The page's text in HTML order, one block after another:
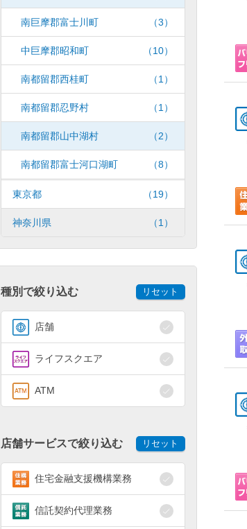
南巨摩郡富士川町 （3）
中巨摩郡昭和町 （10）
南都留郡西桂町 （1）
南都留郡忍野村 （1）
南都留郡山中湖村 （2）
南都留郡富士河口湖町 （8）
東京都 （19）
神奈川県 （1）
種別で絞り込む リセット
店舗
ライフスクエア
ATM
店舗サービスで絞り込む リセット
住宅金融支援機構業務
信託契約代理業務